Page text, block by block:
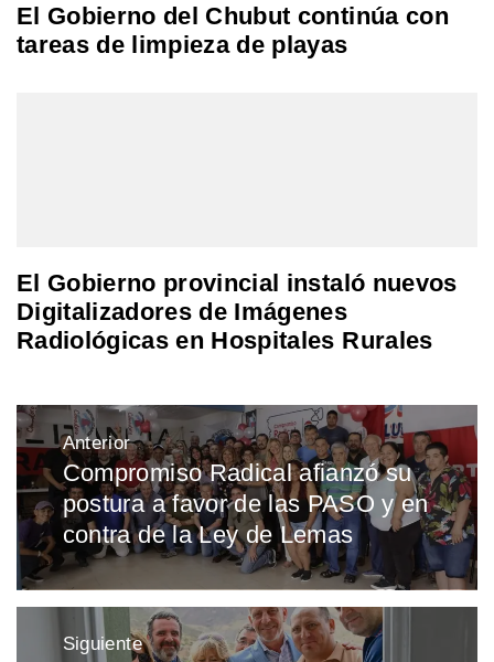
El Gobierno del Chubut continúa con
tareas de limpieza de playas
El Gobierno provincial instaló nuevos
Digitalizadores de Imágenes
Radiológicas en Hospitales Rurales
Navegación
de
entradas
Anterior
Entrada
anterior:
Compromiso Radical afianzó su
postura a favor de las PASO y en
contra de la Ley de Lemas
Siguiente